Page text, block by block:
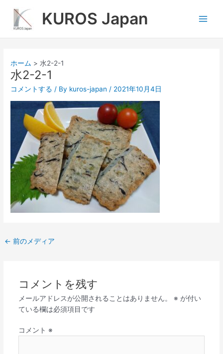
ス
KUROS Japan
ホーム 水2-2-1
水2-2-1
コメントする / By kuros-japan / 2021年10月4日
← 前のメディア
コメントを残す
メールアドレスが公開されることはありません。 ※ が付い
ている欄は必須項目です
コメント ※